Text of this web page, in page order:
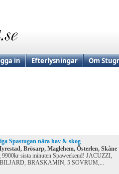
in Efterlysningar Om
Spastugan nära hav & skog
Brösarp, Maglehem, Österlen, Skåne
9900kr sista minuten Spaweekend! JACUZZI,
BRASKAMIN, 5 SOVRUM,...